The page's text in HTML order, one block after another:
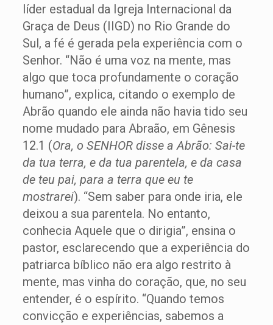
líder estadual da Igreja Internacional da
Graça de Deus (IIGD) no Rio Grande do
Sul, a fé é gerada pela experiência com o
Senhor. “Não é uma voz na mente, mas
algo que toca profundamente o coração
humano”, explica, citando o exemplo de
Abrão quando ele ainda não havia tido seu
nome mudado para Abraão, em Gênesis
12.1 (Ora, o SENHOR disse a Abrão: Sai-te
da tua terra, e da tua parentela, e da casa
de teu pai, para a terra que eu te
mostrarei). “Sem saber para onde iria, ele
deixou a sua parentela. No entanto,
conhecia Aquele que o dirigia”, ensina o
pastor, esclarecendo que a experiência do
patriarca bíblico não era algo restrito à
mente, mas vinha do coração, que, no seu
entender, é o espírito. “Quando temos
convicção e experiências, sabemos a